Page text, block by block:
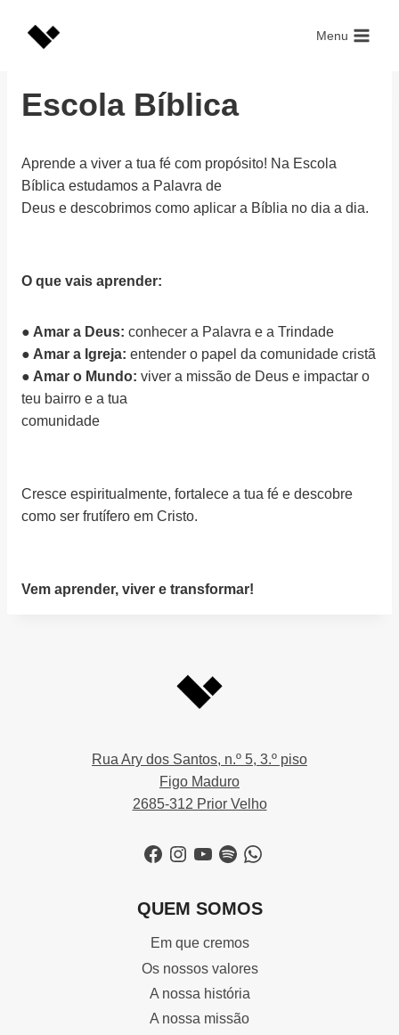
Menu
Escola Bíblica
Aprende a viver a tua fé com propósito! Na Escola
Bíblica estudamos a Palavra de
Deus e descobrimos como aplicar a Bíblia no dia a dia.
O que vais aprender:
● Amar a Deus: conhecer a Palavra e a Trindade
● Amar a Igreja: entender o papel da comunidade cristã
● Amar o Mundo: viver a missão de Deus e impactar o
teu bairro e a tua
comunidade
Cresce espiritualmente, fortalece a tua fé e descobre
como ser frutífero em Cristo.
Vem aprender, viver e transformar!
Rua Ary dos Santos, n.º 5, 3.º piso
Figo Maduro
2685-312 Prior Velho
Facebook
Instagram
YouTube
SpotifyWhatsApp
QUEM SOMOS
Em que cremos
Os nossos valores
A nossa história
A nossa missão